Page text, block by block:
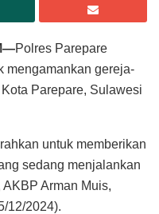
Polres Parepare
mengamankan gereja-
Parepare, Sulawesi
untuk memberikan
sedang menjalankan
Arman Muis,
12/2024).